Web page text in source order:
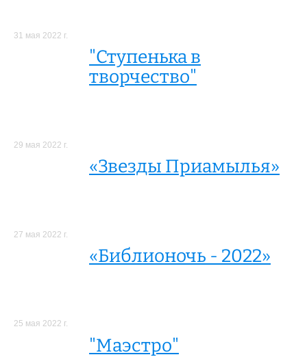
31 мая 2022 г.
"Ступенька в
творчество"
29 мая 2022 г.
«Звезды Приамылья»
27 мая 2022 г.
«Библионочь - 2022»
25 мая 2022 г.
"Маэстро"